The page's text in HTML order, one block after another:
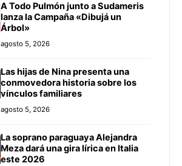
A Todo Pulmón junto a Sudameris
lanza la Campaña «Dibujá un
Árbol»
agosto 5, 2026
Las hijas de Nina presenta una
conmovedora historia sobre los
vínculos familiares
agosto 5, 2026
La soprano paraguaya Alejandra
Meza dará una gira lírica en Italia
este 2026